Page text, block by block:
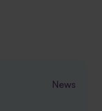
News